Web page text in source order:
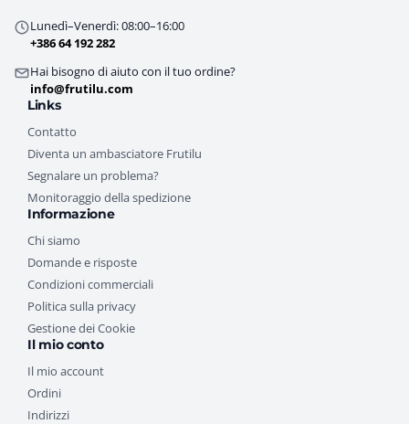
Lunedì–Venerdì: 08:00–16:00
+386 64 192 282
Hai bisogno di aiuto con il tuo ordine?
info@frutilu.com
Links
Contatto
Diventa un ambasciatore Frutilu
Segnalare un problema?
Monitoraggio della spedizione
Informazione
Chi siamo
Domande e risposte
Condizioni commerciali
Politica sulla privacy
Gestione dei Cookie
Il mio conto
Il mio account
Ordini
Indirizzi